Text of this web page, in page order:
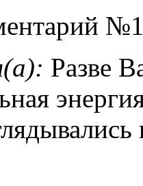
Разве